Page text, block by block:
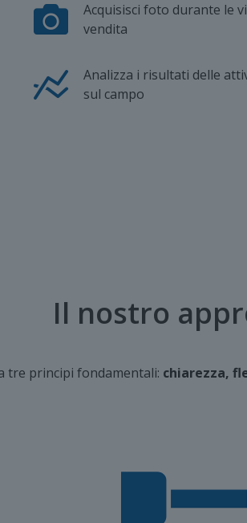
Acquisisci foto durante le
vendita
Analizza i risultati delle
sul campo
Il nostro
tre principi fondamentali: chiarezza,